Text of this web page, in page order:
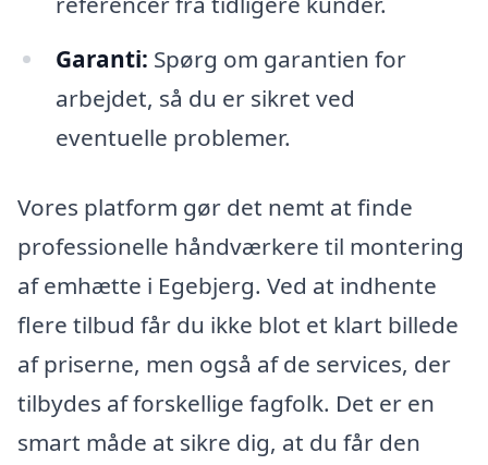
Garanti: Spørg om garantien for
arbejdet, så du er sikret ved
eventuelle problemer.
Vores platform gør det nemt at finde
professionelle håndværkere til montering
af emhætte i Egebjerg. Ved at indhente
flere tilbud får du ikke blot et klart billede
af priserne, men også af de services, der
tilbydes af forskellige fagfolk. Det er en
smart måde at sikre dig, at du får den